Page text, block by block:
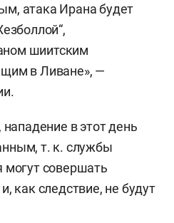
атака Ирана будет
шиитским
в Ливане», —
в этот день
т. к. службы
могут совершать
как следствие, не будут